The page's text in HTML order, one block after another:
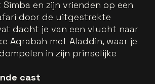
en zijn vrienden op een
door de uitgestrekte
dacht je van een vlucht naar
Agrabah met Aladdin, waar je
in zijn prinselijke
cast